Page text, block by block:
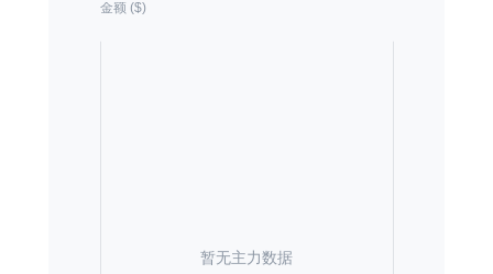
暂无主力数据